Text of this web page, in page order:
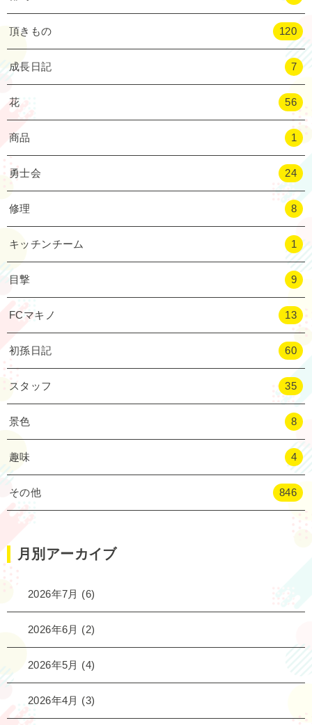
頂きもの 120
成長日記 7
花 56
商品 1
勇士会 24
修理 8
キッチンチーム 1
目撃 9
FCマキノ 13
初孫日記 60
スタッフ 35
景色 8
趣味 4
その他 846
月別アーカイブ
2026年7月 (6)
2026年6月 (2)
2026年5月 (4)
2026年4月 (3)